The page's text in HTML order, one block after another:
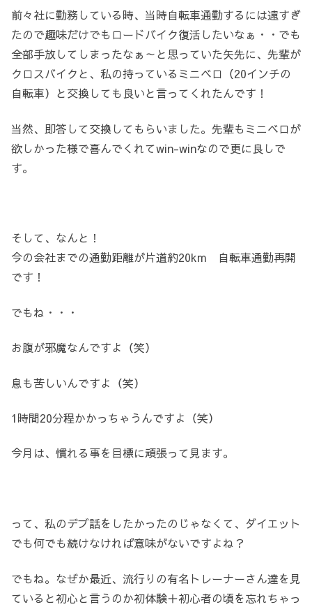
前々社に勤務している時、当時自転車通勤するには遠すぎ
たので趣味だけでもロードバイク復活したいなぁ・・でも
全部手放してしまったなぁ～と思っていた矢先に、先輩が
クロスバイクと、私の持っているミニベロ（20インチの
自転車）と交換しても良いと言ってくれたんです！
当然、即答して交換してもらいました。先輩もミニベロが
欲しかった様で喜んでくれてwin-winなので更に良しで
す。
そして、なんと！
今の会社までの通勤距離が片道約20km 自転車通勤再開
です！
でもね・・・
お腹が邪魔なんですよ（笑）
息も苦しいんですよ（笑）
1時間20分程かかっちゃうんですよ（笑）
今月は、慣れる事を目標に頑張って見ます。
って、私のデブ話をしたかったのじゃなくて、ダイエット
でも何でも続けなければ意味がないですよね？
でもね。なぜか最近、流行りの有名トレーナーさん達を見
ていると初心と言うのか初体験＋初心者の頃を忘れちゃっ